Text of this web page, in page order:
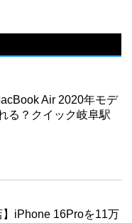
Air 2020年モデ
る？クイック岐阜駅
】iPhone 16Proを11万